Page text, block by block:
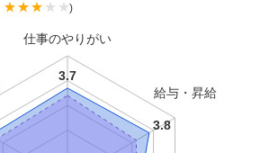
)
仕事のやりがい
給与・昇給